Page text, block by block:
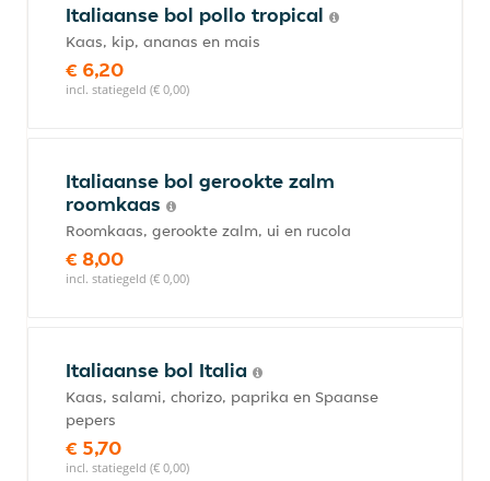
Italiaanse bol pollo tropical
Kaas, kip, ananas en mais
€ 6,20
incl. statiegeld (€ 0,00)
Italiaanse bol gerookte zalm
roomkaas
Roomkaas, gerookte zalm, ui en rucola
€ 8,00
incl. statiegeld (€ 0,00)
Italiaanse bol Italia
Kaas, salami, chorizo, paprika en Spaanse
pepers
€ 5,70
incl. statiegeld (€ 0,00)